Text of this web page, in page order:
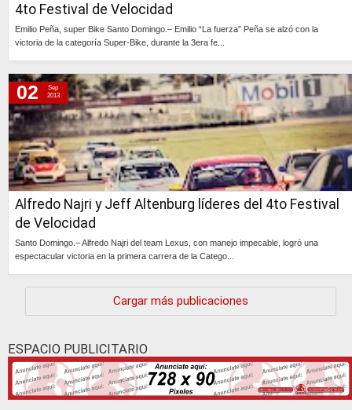
4to Festival de Velocidad
Emilio Peña, super Bike Santo Domingo.– Emilio “La fuerza” Peña se alzó con la
victoria de la categoría Super-Bike, durante la 3era fe...
Alfredo Najri y Jeff Altenburg líderes del 4to Festival
de Velocidad
Santo Domingo.– Alfredo Najri del team Lexus, con manejo impecable, logró una
espectacular victoria en la primera carrera de la Catego...
02
Sep
2013
Cargar más publicaciones
ESPACIO PUBLICITARIO